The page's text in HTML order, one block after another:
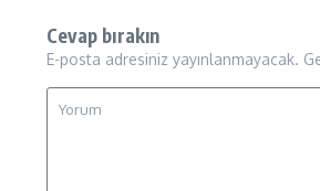
Cevap bırakın
E-posta adresiniz yayınlanmayacak.